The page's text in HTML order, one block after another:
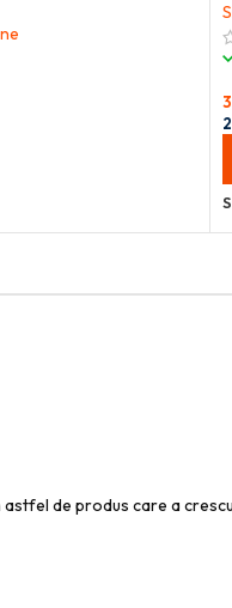
de produs care a